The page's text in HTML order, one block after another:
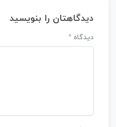
دیدگاهتان را بنویسید
دیدگاه *